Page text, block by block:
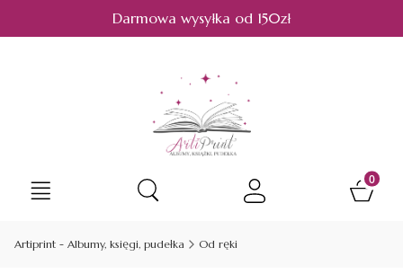
Darmowa wysyłka od 150zł
Otwórz wyszukiwarkę
Artiprint - Albumy, księgi, pudełka Od ręki